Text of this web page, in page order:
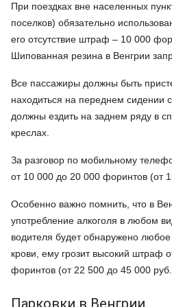
При поездках вне населенных
поселков) обязательно
его отсутствие штраф – 10 000
Шипованная резина в Венгрии
Все пассажиры должны быть
находиться на переднем сидении
должны ездить на заднем ряду в
креслах.
За разговор по мобильному
от 10 000 до 20 000 форинтов (от
Особенно важно помнить, что в
употребление алкоголя в любом
водителя будет обнаружено
крови, ему грозит высокий штраф
форинтов (от 22 500 до 45 000
Парковки в Венгрии